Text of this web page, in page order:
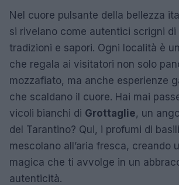
Nel cuore pulsante della bellezza
si rivelano come autentici scrigni di
tradizioni e sapori. Ogni località è
che regala ai visitatori non solo
mozzafiato, ma anche esperienze
che scaldano il cuore. Hai mai
vicoli bianchi di Grottaglie, un
del Tarantino? Qui, i profumi di
mescolano all’aria fresca, creando
magica che ti avvolge in un
autenticità.